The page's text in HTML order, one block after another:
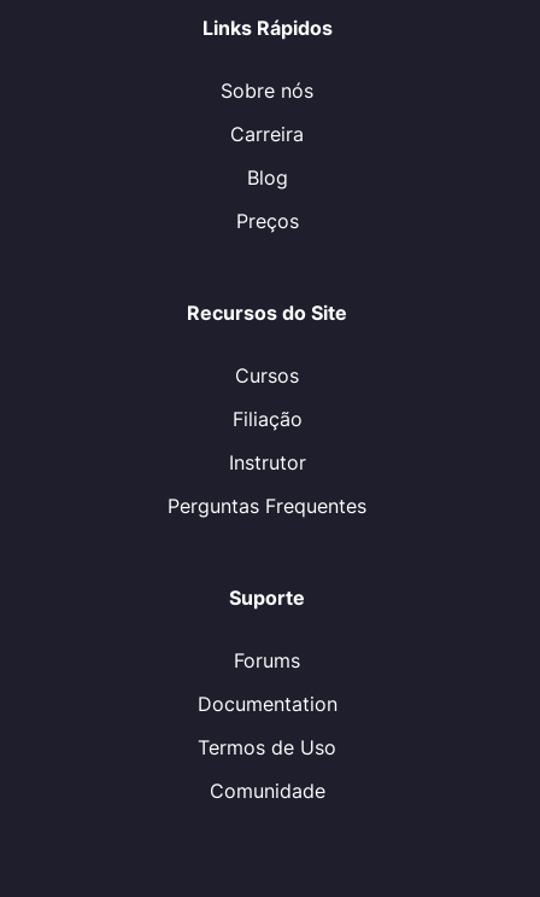
Links Rápidos
Sobre nós
Carreira
Blog
Preços
Recursos do Site
Cursos
Filiação
Instrutor
Perguntas Frequentes
Suporte
Forums
Documentation
Termos de Uso
Comunidade